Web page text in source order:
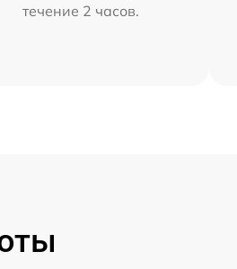
течение 2 часов.